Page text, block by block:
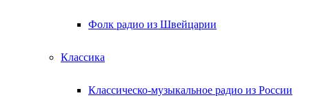
Фолк радио из Швейцарии
Классика
Классическо-музыкальное радио из России